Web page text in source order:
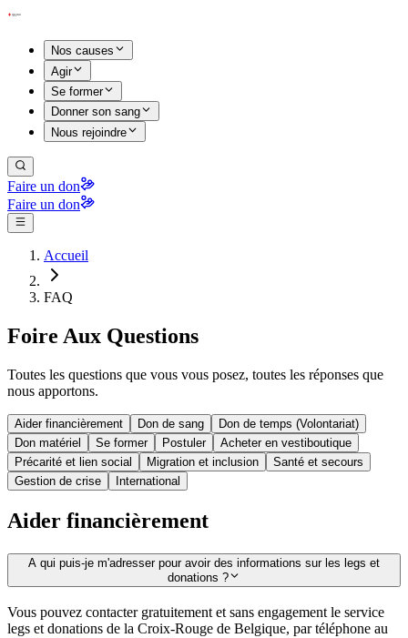
Nos causes
Agir
Se former
Donner son sang
Nous rejoindre
Faire un don
Faire un don
Accueil
FAQ
Foire Aux Questions
Toutes les questions que vous vous posez, toutes les réponses que
nous apportons.
Aider financièrement Don de sang
Don de temps (Volontariat)
Don matériel
Se former Postuler
Acheter en vestiboutique
Précarité et lien social
Migration et inclusion
Santé et secours
Gestion de crise
International
Aider financièrement
A qui puis-je m'adresser pour avoir des informations sur les legs et
donations ?
Vous pouvez contacter gratuitement et sans engagement le service
legs et donations de la Croix-Rouge de Belgique, par téléphone au